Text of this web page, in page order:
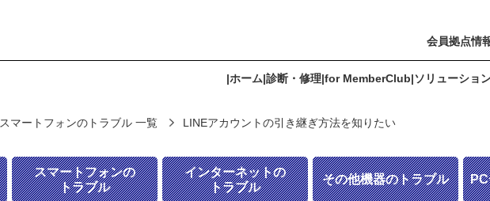
会員拠点情
|ホーム|診断・修理|for MemberClub|ソリューショ
診断・修理 for PREMIUM Member ソリューション
スマートフォンのトラブル 一覧 LINEアカウントの引き継ぎ方法を知りたい
スマートフォンの
トラブル
インターネットの
トラブル
その他機器のトラブル PC